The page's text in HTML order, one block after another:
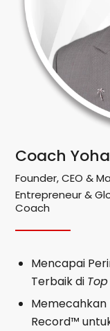
Coach
Founder, CEO &
Entrepreneur &
Coach
Mencapai
Terbaik di
Memecahkan
Record™